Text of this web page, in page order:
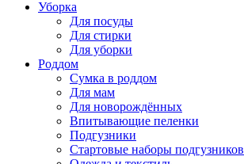
Уборка
Для посуды
Для стирки
Для уборки
Роддом
Сумка в роддом
Для мам
Для новорождённых
Впитывающие пеленки
Подгузники
Стартовые наборы подгузников